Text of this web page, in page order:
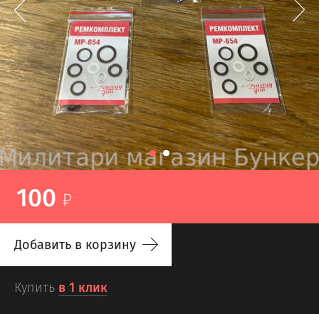
100
Добавить в корзину
Купить в 1 клик